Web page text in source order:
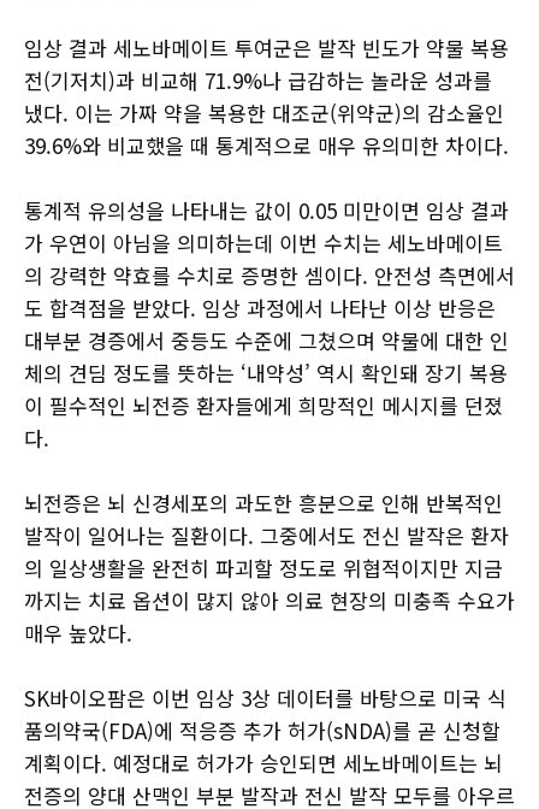
임상 결과 세노바메이트 투여군은 발작 빈도가 약물 복용
전(기저치)과 비교해 71.9%나 급감하는 놀라운 성과를
냈다. 이는 가짜 약을 복용한 대조군(위약군)의 감소율인
39.6%와 비교했을 때 통계적으로 매우 유의미한 차이다.
통계적 유의성을 나타내는 값이 0.05 미만이면 임상 결과
가 우연이 아님을 의미하는데 이번 수치는 세노바메이트
의 강력한 약효를 수치로 증명한 셈이다. 안전성 측면에서
도 합격점을 받았다. 임상 과정에서 나타난 이상 반응은
대부분 경증에서 중등도 수준에 그쳤으며 약물에 대한 인
체의 견딤 정도를 뜻하는 ‘내약성’ 역시 확인돼 장기 복용
이 필수적인 뇌전증 환자들에게 희망적인 메시지를 던졌
다.
뇌전증은 뇌 신경세포의 과도한 흥분으로 인해 반복적인
발작이 일어나는 질환이다. 그중에서도 전신 발작은 환자
의 일상생활을 완전히 파괴할 정도로 위협적이지만 지금
까지는 치료 옵션이 많지 않아 의료 현장의 미충족 수요가
매우 높았다.
SK바이오팜은 이번 임상 3상 데이터를 바탕으로 미국 식
품의약국(FDA)에 적응증 추가 허가(sNDA)를 곧 신청할
계획이다. 예정대로 허가가 승인되면 세노바메이트는 뇌
전증의 양대 산맥인 부분 발작과 전신 발작 모두를 아우르